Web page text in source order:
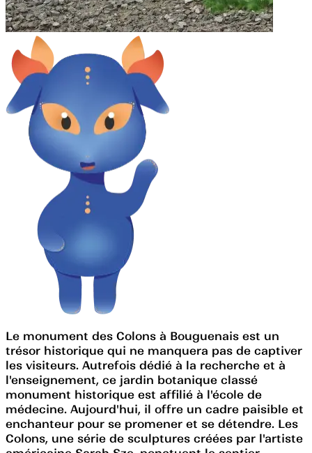
Le monument des Colons à Bouguenais est un
trésor historique qui ne manquera pas de captiver
les visiteurs. Autrefois dédié à la recherche et à
l'enseignement, ce jardin botanique classé
monument historique est affilié à l'école de
médecine. Aujourd'hui, il offre un cadre paisible et
enchanteur pour se promener et se détendre. Les
Colons, une série de sculptures créées par l'artiste